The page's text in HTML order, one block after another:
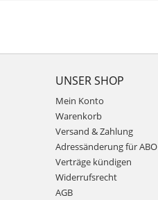
UNSER SHOP
Mein Konto
Warenkorb
Versand & Zahlung
Adressänderung für ABO
Verträge kündigen
Widerrufsrecht
AGB